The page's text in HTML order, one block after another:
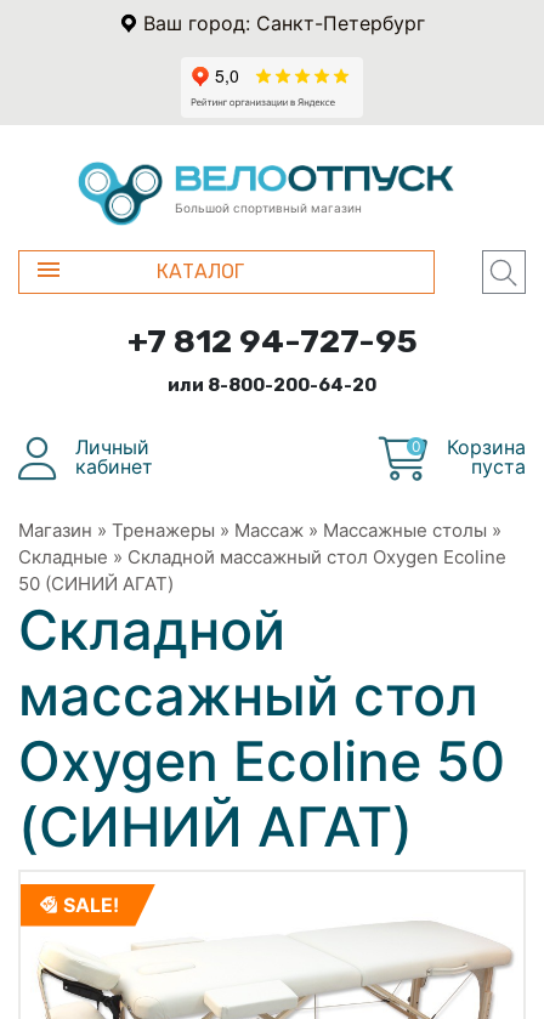
Ваш город: Санкт-Петербург
Большой спортивный магазин
КАТАЛОГ
+7 812 94-727-95
или 8-800-200-64-20
Личный
кабинет
0
Корзина
пуста
Магазин » Тренажеры » Массаж » Массажные столы »
Складные » Складной массажный стол Oxygen Ecoline
50 (СИНИЙ АГАТ)
Складной
массажный стол
Oxygen Ecoline 50
(СИНИЙ АГАТ)
SALE!